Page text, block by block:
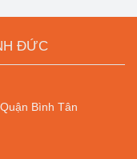
ĐỨC
Bình Tân